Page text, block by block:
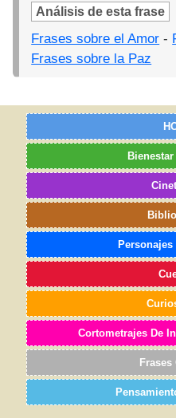
Análisis de esta frase
Frases sobre el Amor -
Frases sobre la Paz
Cortometrajes De
Frases